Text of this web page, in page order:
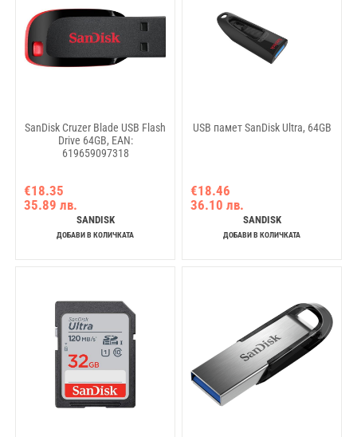
SanDisk Cruzer Blade USB Flash
Drive 64GB, EAN:
619659097318
€18.35
35.89 лв.
SANDISK
ДОБАВИ В КОЛИЧКАТА
USB памет SanDisk Ultra, 64GB
€18.46
36.10 лв.
SANDISK
ДОБАВИ В КОЛИЧКАТА